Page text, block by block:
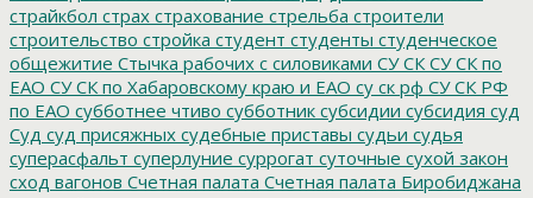
страйкбол страх страхование стрельба строители
строительство стройка студент студенты студенческое
общежитие Стычка рабочих с силовиками СУ СК СУ СК по
ЕАО СУ СК по Хабаровскому краю и ЕАО су ск рф СУ СК РФ
по ЕАО субботнее чтиво субботник субсидии субсидия суд
Суд суд присяжных судебные приставы судьи судья
суперасфальт суперлуние суррогат суточные сухой закон
сход вагонов Счетная палата Счетная палата Биробиджана